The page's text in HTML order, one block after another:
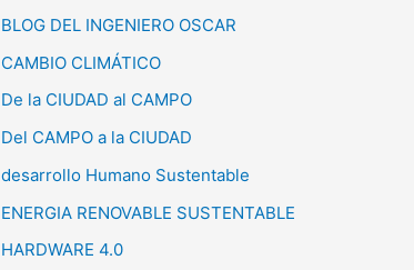
BLOG DEL INGENIERO OSCAR
CAMBIO CLIMÁTICO
De la CIUDAD al CAMPO
Del CAMPO a la CIUDAD
desarrollo Humano Sustentable
ENERGIA RENOVABLE SUSTENTABLE
HARDWARE 4.0